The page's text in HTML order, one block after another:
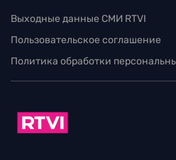
Выходные данные СМИ RTVI
Пользовательское соглашение
Политика обработки